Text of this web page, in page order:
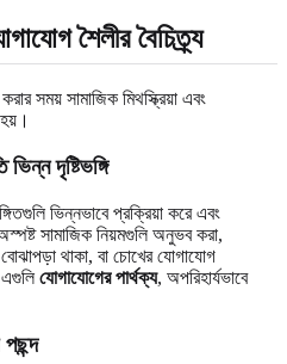
শৈলীর বৈচিত্র্য
সময় সামাজিক মিথস্ক্রিয়া এবং
দৃষ্টিভঙ্গি
ভিন্নভাবে প্রক্রিয়া করে এবং
সামাজিক নিয়মগুলি অনুভব করা,
থাকা, বা চোখের যোগাযোগ
যোগাযোগের পার্থক্য, অপরিহার্যভাবে